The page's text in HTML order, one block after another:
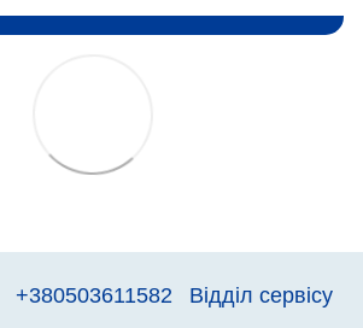
+380503611582 Відділ сервісу